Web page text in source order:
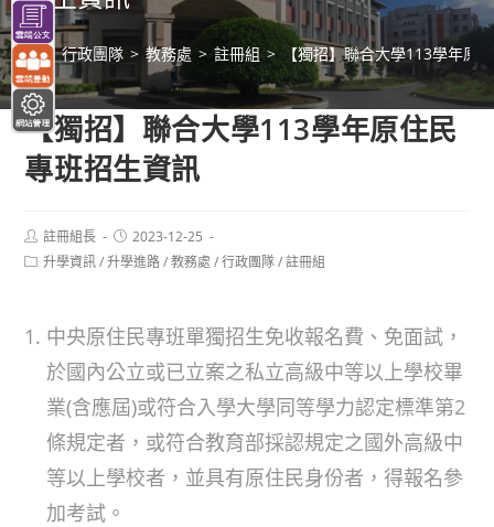
> 行政團隊 > 教務處 > 註冊組 > 【獨招】聯合大學113學年原
【獨招】聯合大學113學年原住民
專班招生資訊
Post
author:
註冊組長
Post
published:
2023-12-25
Post升學資訊 / 升學進路 / 教務處 / 行政團隊 / 註冊組
中央原住民專班單獨招生免收報名費、免面試，
於國內公立或已立案之私立高級中等以上學校畢
業(含應屆)或符合入學大學同等學力認定標準第2
條規定者，或符合教育部採認規定之國外高級中
等以上學校者，並具有原住民身份者，得報名參
加考試。